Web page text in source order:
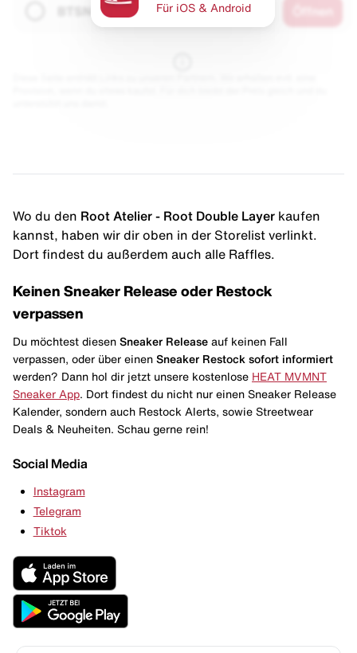
Für iOS & Android
Wo du den Root Atelier - Root Double Layer kaufen
kannst, haben wir dir oben in der Storelist verlinkt.
Dort findest du außerdem auch alle Raffles.
Keinen Sneaker Release oder Restock
verpassen
Du möchtest diesen Sneaker Release auf keinen Fall
verpassen, oder über einen Sneaker Restock sofort informiert
werden? Dann hol dir jetzt unsere kostenlose HEAT MVMNT
Sneaker App . Dort findest du nicht nur einen Sneaker Release
Kalender, sondern auch Restock Alerts, sowie Streetwear
Deals & Neuheiten. Schau gerne rein!
Social Media
Instagram
Telegram
Tiktok